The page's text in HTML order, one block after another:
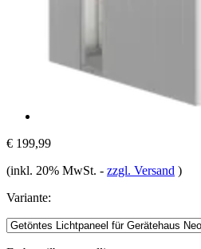
€ 199,99
(inkl. 20% MwSt. - zzgl. Versand )
Variante: